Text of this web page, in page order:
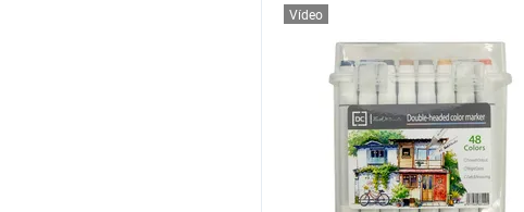
Vídeo